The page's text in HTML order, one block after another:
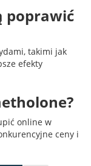
poprawić
takimi jak
efekty
online w
ceny i